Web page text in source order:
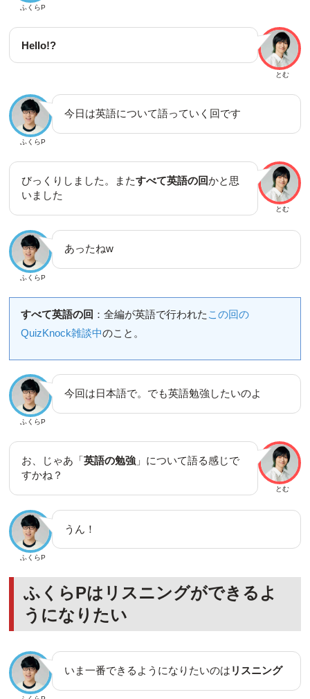
ふくらP
とむ
Hello!?
ふくらP
今日は英語について語っていく回です
とむ
びっくりしました。またすべて英語の回かと思
いました
ふくらP
あったねw
すべて英語の回 ：全編が英語で行われた この回の
QuizKnock雑談中のこと。
ふくらP
今回は日本語で。でも英語勉強したいのよ
とむ
お、じゃあ「英語の勉強」について語る感じで
すかね？
ふくらP
うん！
ふくらPはリスニングができるよ
うになりたい
いま一番できるようになりたいのは リスニング